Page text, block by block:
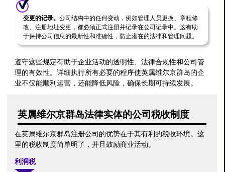
变更的记录。公司结构中的任何变动，例如管理人员更换、章程修
改、注册地址变更，都必须正式注册并记录在公司记录中。这有助
于保持公司信息的最新性和准确性，防止潜在的法律和管理问题。
遵守这些规定有助于企业活动的透明性、法律合规性和公司管
理的有效性。详细执行所有必要的程序使英属维尔京群岛的企
业不仅能顺利运营，还能降低风险，确保长期可持续发展。
英属维尔京群岛法律实体的公司税收制度
在英属维尔京群岛注册公司的优势在于其有利的税收环境。这
里的税收制度简单明了，并且鼓励商业活动。
利润税